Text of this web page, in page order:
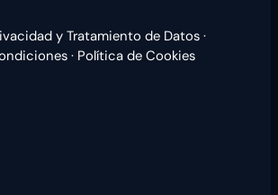
y Tratamiento de Datos ·
· Política de Cookies